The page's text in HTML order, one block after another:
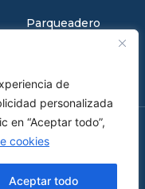
de
personalizada
en “Aceptar todo”,
cookies
Aceptar todo
Parqueadero